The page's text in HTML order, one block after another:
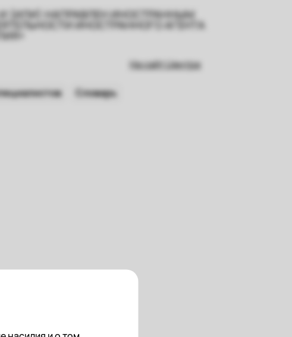
(ИЛИ) НАПРАВЛЕН ИНОСТРАННЫМ
ИНОСТРАННОГО АГЕНТА
На сайт Центра
Словарь